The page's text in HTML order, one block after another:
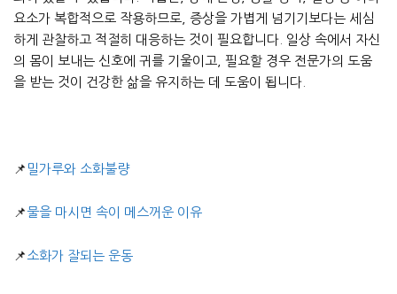
요소가 복합적으로 작용하므로, 증상을 가볍게 넘기기보다는 세심
하게 관찰하고 적절히 대응하는 것이 필요합니다. 일상 속에서 자신
의 몸이 보내는 신호에 귀를 기울이고, 필요할 경우 전문가의 도움
을 받는 것이 건강한 삶을 유지하는 데 도움이 됩니다.
📌 밀가루와 소화불량
📌물을 마시면 속이 메스꺼운 이유
📌소화가 잘되는 운동